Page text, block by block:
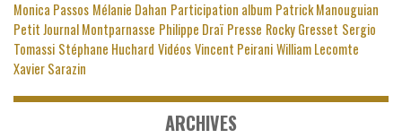
Monica Passos Mélanie Dahan Participation album Patrick Manouguian
Petit Journal Montparnasse Philippe Draï Presse Rocky Gresset Sergio
Tomassi Stéphane Huchard VidéosVincent PeiraniWilliam Lecomte
Xavier Sarazin
ARCHIVES